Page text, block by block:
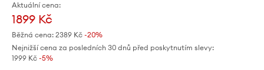
Aktuální cena:
1899 Kč
Běžná cena: 2389 Kč -20%
Nejnižší cena za posledních 30 dnů před poskytnutím slevy:
1999 Kč -5%